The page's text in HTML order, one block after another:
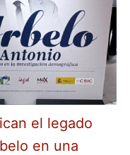
el legado
en una